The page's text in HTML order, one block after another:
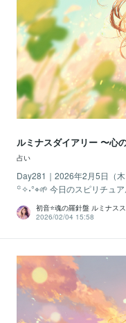
ルミナスダイアリー 〜心
占い
Day281｜2026年2月5日（
꙳✧˖°⌖🌱 今日のスピリチュ
初音⭐️魂の羅針盤 ルミナス
2026/02/04 15:58